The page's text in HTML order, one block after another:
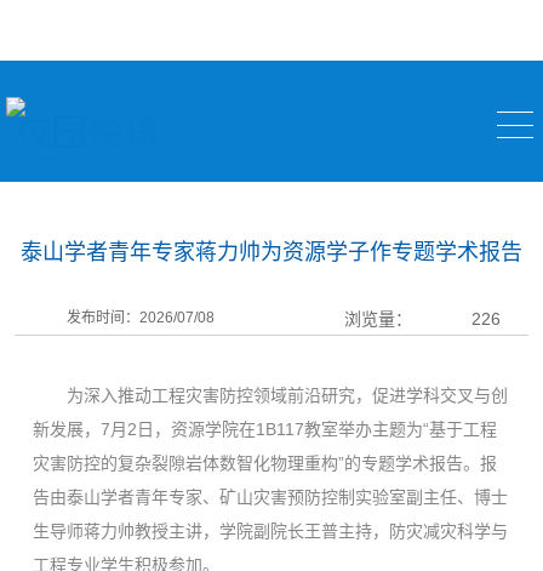
泰山学者青年专家蒋力帅为资源学子作专题学术报告
发布时间：2026/07/08 浏览量： 226
为深入推动工程灾害防控领域前沿研究，促进学科交叉与创
新发展，7月2日，资源学院在1B117教室举办主题为“基于工程
灾害防控的复杂裂隙岩体数智化物理重构”的专题学术报告。报
告由泰山学者青年专家、矿山灾害预防控制实验室副主任、博士
生导师蒋力帅教授主讲，学院副院长王普主持，防灾减灾科学与
工程专业学生积极参加。